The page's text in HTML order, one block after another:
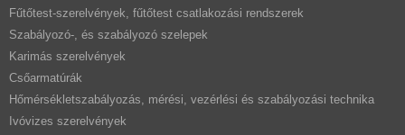
Fűtőtest-szerelvények, fűtőtest csatlakozási rendszerek
Szabályozó-, és szabályozó szelepek
Karimás szerelvények
Csőarmatúrák
Hőmérsékletszabályozás, mérési, vezérlési és szabályozási technika
Ivóvizes szerelvények